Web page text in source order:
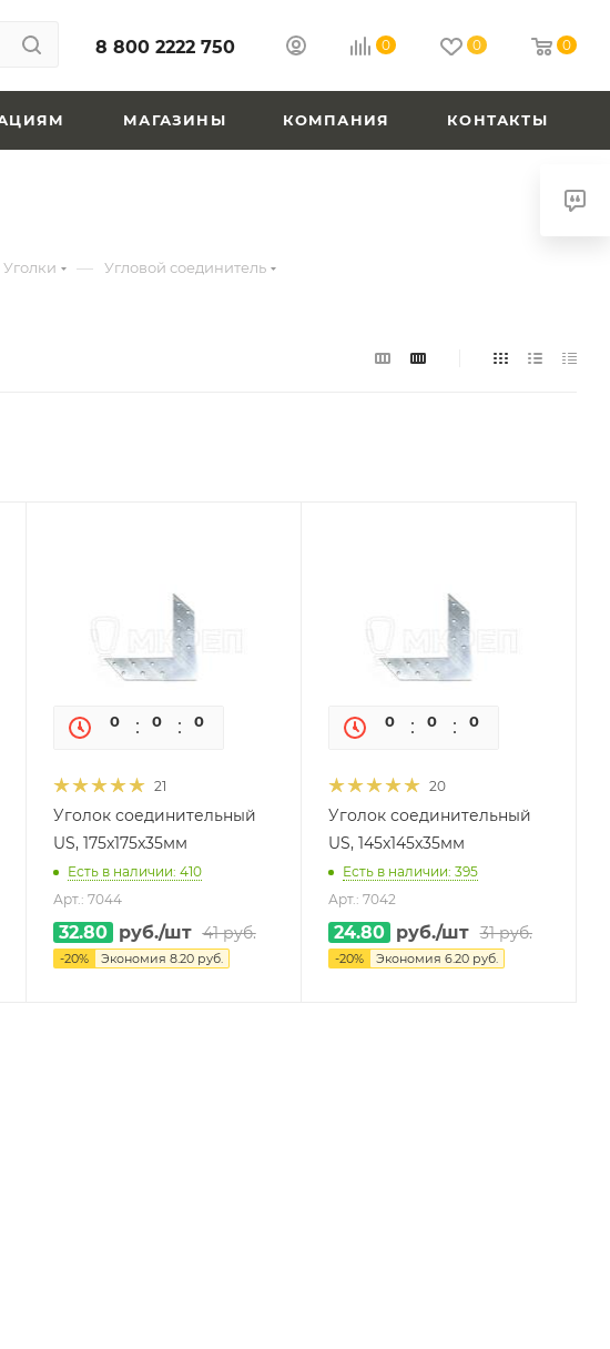
8 800 2222 750 0 0 0
МАГАЗИНЫ КОМПАНИЯ КОНТАКТЫ
Уголки — Угловой соединитель
0 0 0
21
Уголок соединительный
US, 175x175x35мм
Есть в наличии: 410
Арт.: 7044
32.80 руб./шт 41руб.
-20% Экономия 8.20руб.
0 0 0
20
Уголок соединительный
US, 145x145x35мм
Есть в наличии: 395
Арт.: 7042
24.80 руб./шт 31руб.
-20% Экономия 6.20руб.